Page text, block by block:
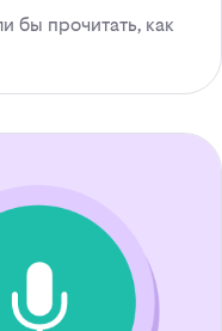
бы прочитать, как